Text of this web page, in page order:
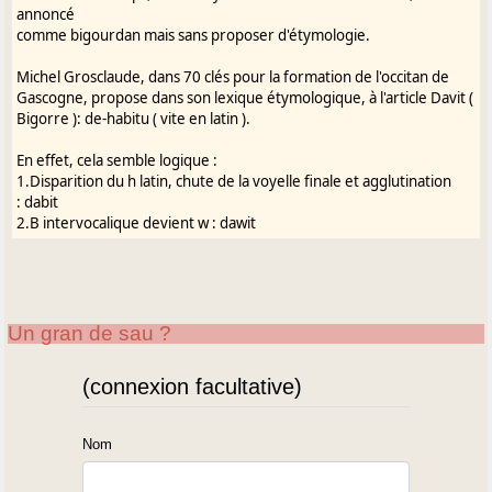
annoncé
comme bigourdan mais sans proposer d'étymologie.
Michel Grosclaude, dans 70 clés pour la formation de l'occitan de
Gascogne, propose dans son lexique étymologique, à l'article Davit (
Bigorre ): de-habitu ( vite en latin ).
En effet, cela semble logique :
1.Disparition du h latin, chute de la voyelle finale et agglutination
: dabit
2.B intervocalique devient w : dawit
Un gran de sau ?
(connexion facultative)
Nom